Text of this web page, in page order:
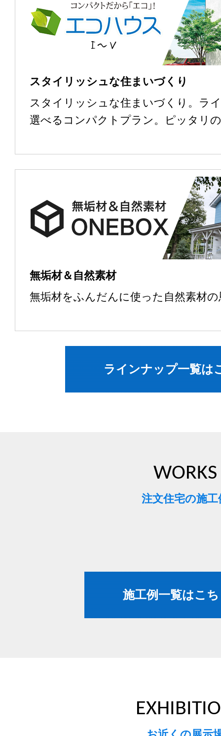
スタイリッシュな住まいづくり
スタイリッシュな住まいづくり。ラ
選べるコンパクトプラン。ピッタリ
無垢材＆自然素材
無垢材をふんだんに使った自然素材
ラインナップ一覧は
WORKS
注文住宅の施工
施工例一覧はこ